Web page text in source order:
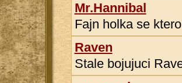
Mr.Hannibal
Fajn holka se
Raven
Stale bojujuci